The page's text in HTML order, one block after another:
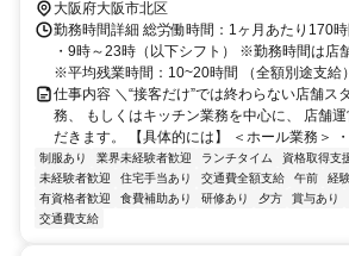
阪急 梅田駅/ 阪神 梅田駅 直結
大阪府大阪市北区
勤務時間詳細 総労働時間：1ヶ月あたり170
・9時～23時（以下シフト） ※勤務時間は店
※平均残業時間：10~20時間 （全額別途支給
仕事内容 ＼“接客だけ”では終わらない店舗ス
務、 もしくはキッチン業務を中心に、 店舗
だきます。 【具体的には】 ＜ホール業務＞
制服あり 業界未経験者歓迎 ランチタイム 資格取得支
未経験者歓迎
住宅手当あり 交通費全額支給 午前 経
有資格者歓迎
食費補助あり 研修あり 夕方 賞与あり
交通費支給